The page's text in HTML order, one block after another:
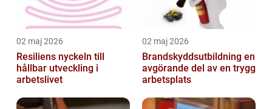
02 maj 2026
Resiliens nyckeln till
hållbar utveckling i
arbetslivet
02 maj 2026
Brandskyddsutbildning en
avgörande del av en trygg
arbetsplats